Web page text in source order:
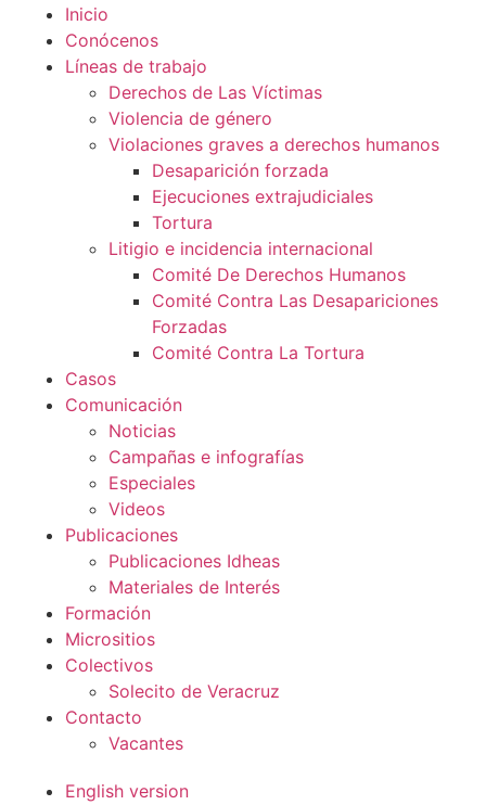
Inicio
Conócenos
Líneas de trabajo
Derechos de Las Víctimas
Violencia de género
Violaciones graves a derechos humanos
Desaparición forzada​
Ejecuciones extrajudiciales
Tortura
Litigio e incidencia internacional
Comité De Derechos Humanos​
Comité Contra Las Desapariciones
Forzadas
Comité Contra La Tortura​
Casos
Comunicación
Noticias
Campañas e infografías
Especiales
Videos
Publicaciones
Publicaciones Idheas
Materiales de Interés
Formación
Micrositios
Colectivos
Solecito de Veracruz
Contacto
Vacantes
English version